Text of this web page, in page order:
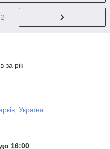
за рік
Україна
16:00